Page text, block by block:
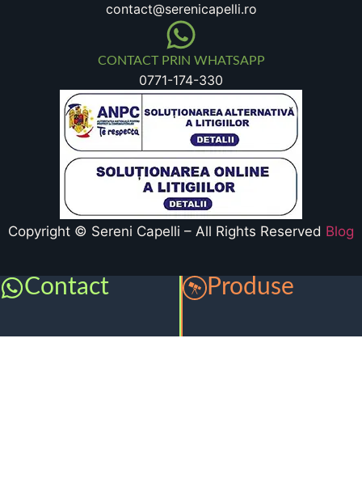
contact@serenicapelli.ro
CONTACT PRIN WHATSAPP
0771-174-330
Copyright © Sereni Capelli – All Rights Reserved Blog
Contact Produse